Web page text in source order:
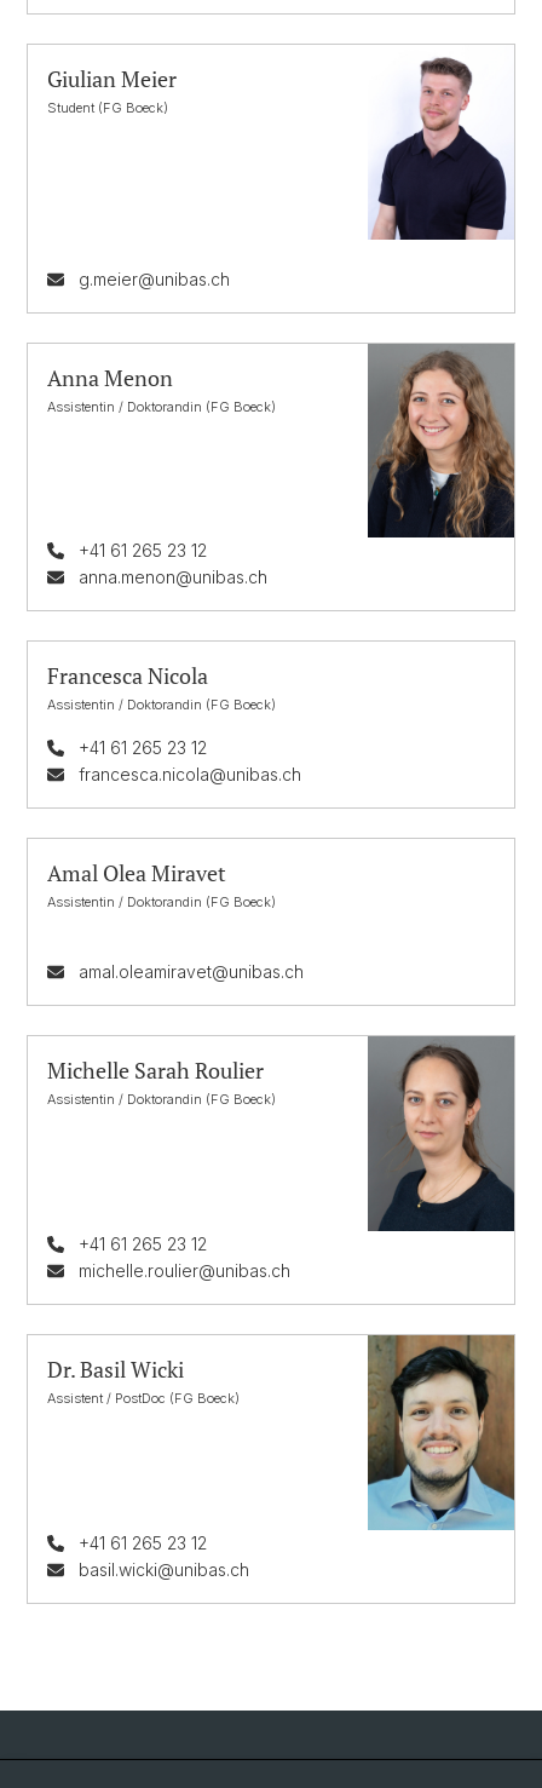
Giulian Meier
Student (FG Boeck)
g.meier@unibas.ch
Anna Menon
Assistentin / Doktorandin (FG Boeck)
+41 61 265 23 12
anna.menon@unibas.ch
Francesca Nicola
Assistentin / Doktorandin (FG Boeck)
+41 61 265 23 12
francesca.nicola@unibas.ch
Amal Olea Miravet
Assistentin / Doktorandin (FG Boeck)
amal.oleamiravet@unibas.ch
Michelle Sarah Roulier
Assistentin / Doktorandin (FG Boeck)
+41 61 265 23 12
michelle.roulier@unibas.ch
Dr. Basil Wicki
Assistent / PostDoc (FG Boeck)
+41 61 265 23 12
basil.wicki@unibas.ch